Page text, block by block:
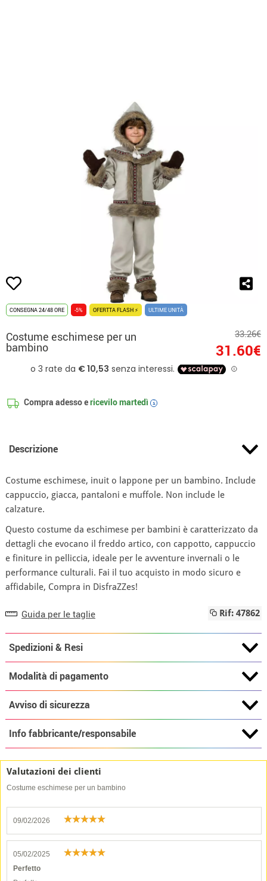
CONSEGNA 24/48 ORE -5% OFERTTA FLASH ⚡ ULTIME UNITÀ
Costume eschimese per un
bambino
33.26€
31.60€
Compra adesso ericevilomartedì i
Descrizione
Costume eschimese, inuit o lappone per un bambino. Include
cappuccio, giacca, pantaloni e muffole. Non include le
calzature.
Questo costume da eschimese per bambini è caratterizzato da
dettagli che evocano il freddo artico, con cappotto, cappuccio
e finiture in pelliccia, ideale per le avventure invernali o le
performance culturali. Fai il tuo acquisto in modo sicuro e
affidabile, Compra in DisfraZZes!
Guida per le taglie Rif: 47862
Spedizioni & Resi
Modalità di pagamento
Avviso di sicurezza
Info fabbricante/responsabile
Valutazioni dei clienti
Costume eschimese per un bambino
09/02/2026
05/02/2025
Perfetto